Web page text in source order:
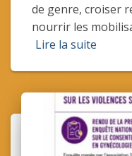
de genre, croiser
nourrir les
Lire la suite